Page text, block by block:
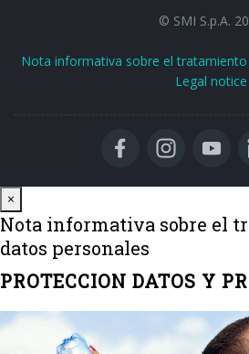
© SMI S.p.A.
Nota informativa sobre el
Legal notice
×
Nota informativa sobre el
datos personales
PROTECCION DATOS Y